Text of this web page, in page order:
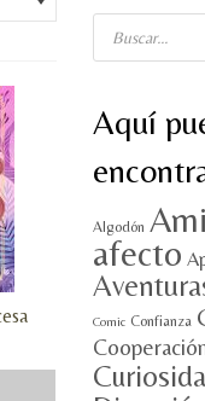
Búsqueda
productos
Aquí
Algodón
afecto
Comic Confianza